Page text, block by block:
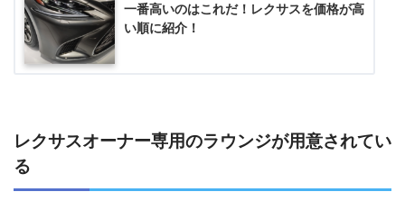
一番高いのはこれだ！レクサスを価格が高
い順に紹介！
レクサスオーナー専用のラウンジが用意されてい
る